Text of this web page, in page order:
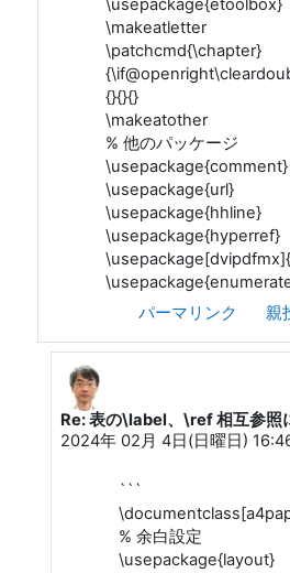
\usepackage{etoolbox}
\makeatletter
\patchcmd{\chapter}
{}{}{}
\makeatother
% 他のパッケージ
\usepackage{comment}
\usepackage{url}
\usepackage{hhline}
\usepackage{hyperref}
パーマリンク
親
和人 伊藤 への返信
Re: 表の\label、\ref 相互参照
2024年 02月 4日(日曜日)
```
% 余白設定
\usepackage{layout}